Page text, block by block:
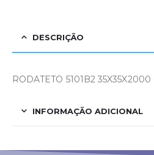
DESCRIÇÃO
RODATETO 5101B2
INFORMAÇÃO ADICIONAL